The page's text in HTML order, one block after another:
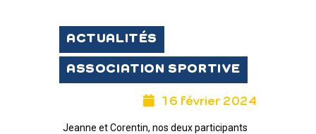
ACTUALITÉS
ASSOCIATION SPORTIVE
16 février 2024
Jeanne et Corentin, nos deux participants